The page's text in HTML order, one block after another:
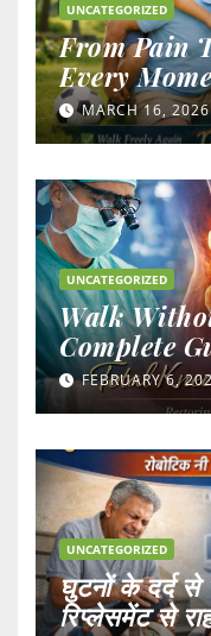
UNCATEGORIZED
From Pain
Every
MARCH 16,
UNCATEGORIZED
Walk
Complete
Surgery
FEBRUARY 6,
UNCATEGORIZED
घुटनों के दर्द से
रिप्लेसमेंट से